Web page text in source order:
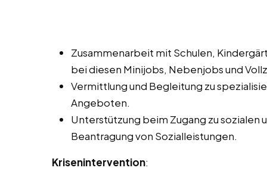
Zusammenarbeit mit Schulen,
bei diesen Minijobs, Nebenjobs und
Vermittlung und Begleitung zu
Angeboten.
Unterstützung beim Zugang zu sozialen
Beantragung von Sozialleistungen.
Krisenintervention: